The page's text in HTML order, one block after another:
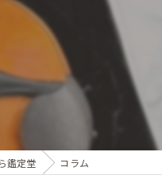
鑑定堂 コラム